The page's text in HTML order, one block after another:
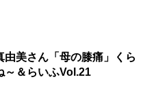
術
ービス
由美さん「母の膝痛」くら
～＆らいふVol.21